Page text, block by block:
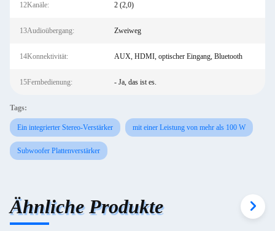
12Kanäle: 2 (2,0)
13Audioübergang: Zweiweg
14Konnektivität: AUX, HDMI, optischer Eingang, Bluetooth
15Fernbedienung: - Ja, das ist es.
Tags:
Ein integrierter Stereo-Verstärker mit einer Leistung von mehr als 100 W
Subwoofer Plattenverstärker
Ähnliche Produkte